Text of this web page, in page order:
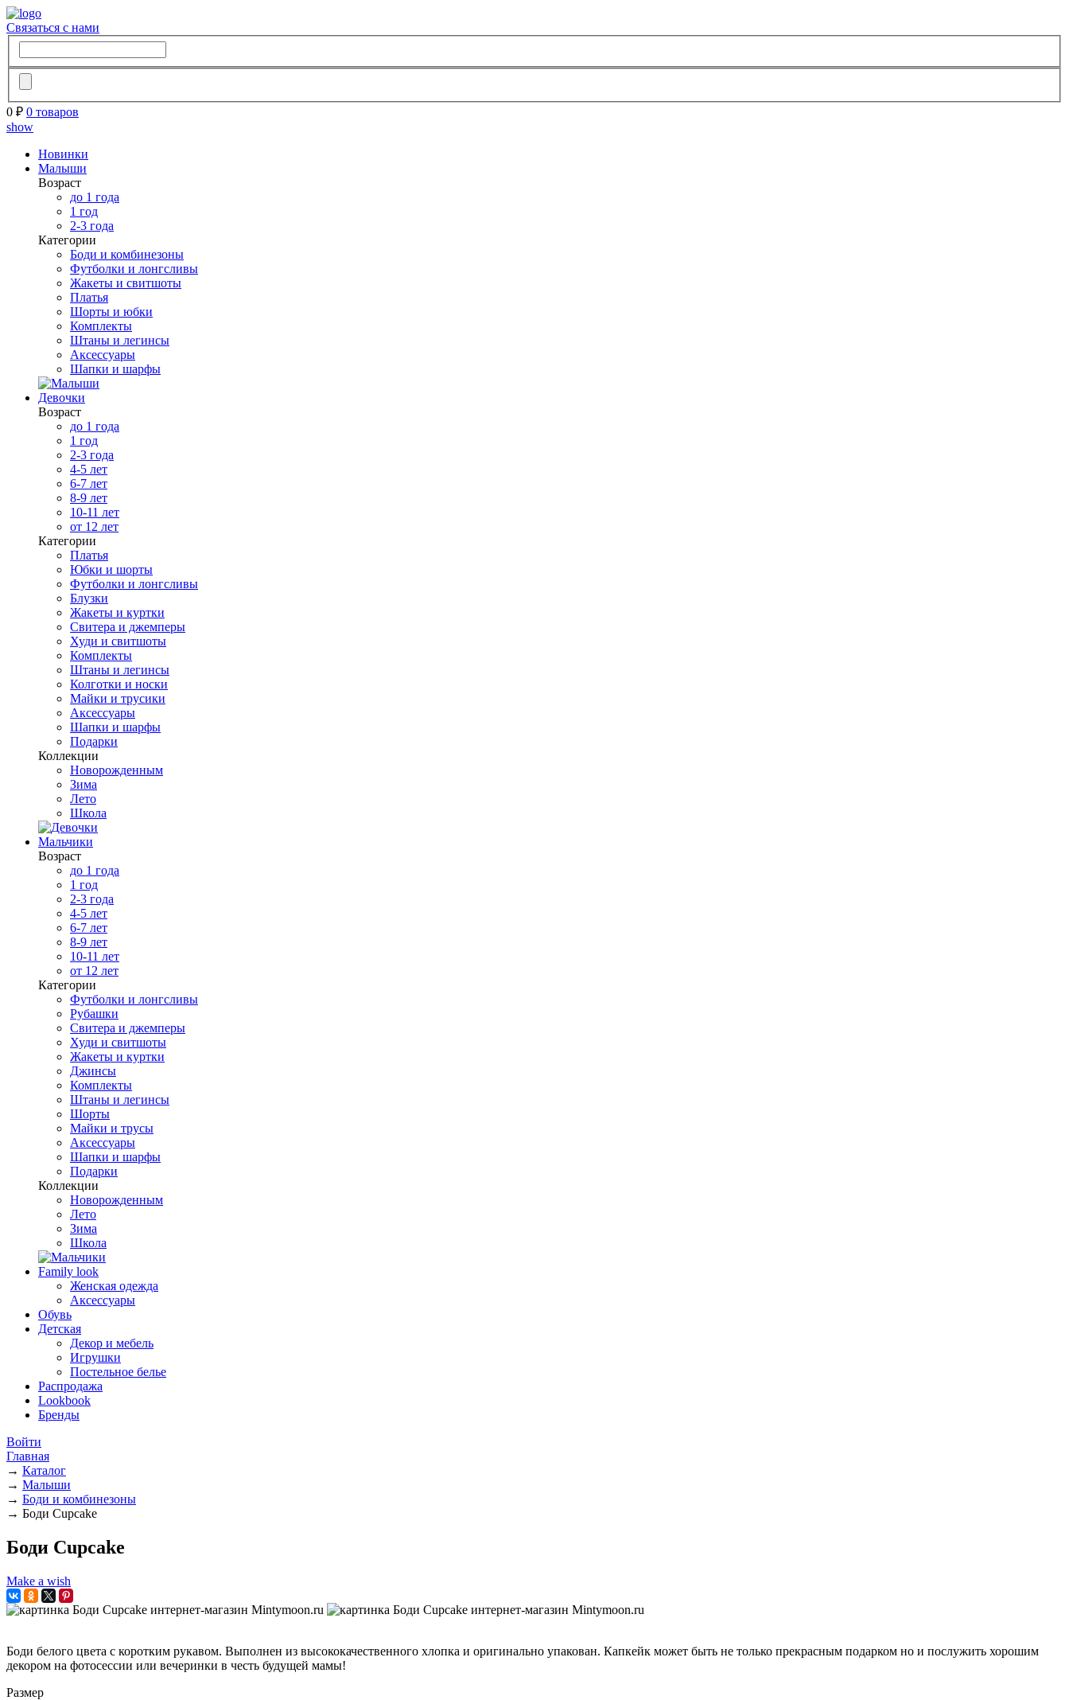
Связаться с нами
0 ₽ 0 товаров
show
Новинки
Малыши
Возраст
до 1 года
1 год
2-3 года
Категории
Боди и комбинезоны
Футболки и лонгсливы
Жакеты и свитшоты
Платья
Шорты и юбки
Комплекты
Штаны и легинсы
Аксессуары
Шапки и шарфы
Девочки
Возраст
до 1 года
1 год
2-3 года
4-5 лет
6-7 лет
8-9 лет
10-11 лет
от 12 лет
Категории
Платья
Юбки и шорты
Футболки и лонгсливы
Блузки
Жакеты и куртки
Свитера и джемперы
Худи и свитшоты
Комплекты
Штаны и легинсы
Колготки и носки
Майки и трусики
Аксессуары
Шапки и шарфы
Подарки
Коллекции
Новорожденным
Зима
Лето
Школа
Мальчики
Возраст
до 1 года
1 год
2-3 года
4-5 лет
6-7 лет
8-9 лет
10-11 лет
от 12 лет
Категории
Футболки и лонгсливы
Рубашки
Свитера и джемперы
Худи и свитшоты
Жакеты и куртки
Джинсы
Комплекты
Штаны и легинсы
Шорты
Майки и трусы
Аксессуары
Шапки и шарфы
Подарки
Коллекции
Новорожденным
Лето
Зима
Школа
Family look
Женская одежда
Аксессуары
Обувь
Детская
Декор и мебель
Игрушки
Постельное белье
Распродажа
Lookbook
Бренды
Войти
Главная
→ Каталог
→ Малыши
→ Боди и комбинезоны
→ Боди Cupcake
Боди Cupcake
Make a wish
Боди белого цвета с коротким рукавом. Выполнен из высококачественного хлопка и оригинально упакован. Капкейк может быть не только прекрасным подарком но и послужить хорошим
декором на фотосессии или вечеринки в честь будущей мамы!
Размер